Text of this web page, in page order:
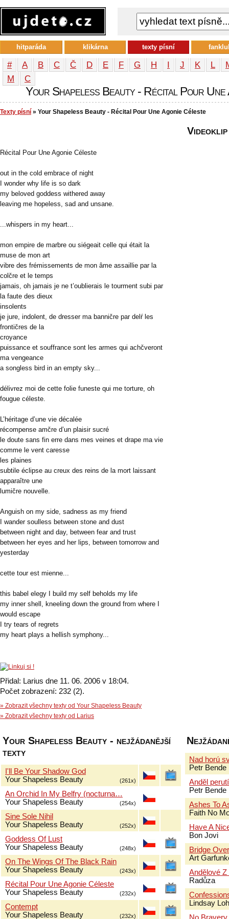
# A B C Č D E F G H I J K L
М
С
Your Shapeless Beauty - Récital Pour Une
Texty písní » Your Shapeless Beauty - Récital Pour Une Agonie Céleste
Récital Pour Une Agonie Céleste
out in the cold embrace of night
I wonder why life is so dark
my beloved goddess withered away
leaving me hopeless, sad and unsane.
...whispers in my heart...
mon empire de marbre ou siégeait celle qui était la
muse de mon art
vibre des frémissements de mon âme assaillie par la
colčre et le temps
jamais, oh jamais je ne t’oublierais le tourment subi par
la faute des dieux
insolents
je jure, indolent, de dresser ma banničre par delŕ les
frontičres de la
croyance
puissance et souffrance sont les armes qui achčveront
ma vengeance
a songless bird in an empty sky...
délivrez moi de cette folie funeste qui me torture, oh
fougue céleste.
L’héritage d’une vie décalée
récompense amčre d’un plaisir sucré
le doute sans fin erre dans mes veines et drape ma vie
comme le vent caresse
les plaines
subtile éclipse au creux des reins de la mort laissant
apparaître une
lumičre nouvelle.
Anguish on my side, sadness as my friend
I wander soulless between stone and dust
between night and day, between fear and trust
between her eyes and her lips, between tomorrow and
yesterday
cette tour est mienne...
this babel elegy I build my self beholds my life
my inner shell, kneeling down the ground from where I
would escape
I try tears of regrets
my heart plays a hellish symphony...
Přidal: Larius dne 11. 06. 2006 v 18:04.
Počet zobrazení: 232 (2).
» Zobrazit všechny texty od Your Shapeless Beauty
» Zobrazit všechny texty od Larius
Videoklip
Your Shapeless Beauty - nejžádanější
texty
I'll Be Your Shadow God
Your Shapeless Beauty
(261x)
An Orchid In My Belfry (nocturna…
Your Shapeless Beauty
(254x)
Sine Sole Nihil
Your Shapeless Beauty
(252x)
Goddess Of Lust
Your Shapeless Beauty
(248x)
On The Wings Of The Black Rain
Your Shapeless Beauty
(243x)
Récital Pour Une Agonie Céleste
Your Shapeless Beauty
(232x)
Contempt
Your Shapeless Beauty
(232x)
Nad horú
Petr Bende
Anděl
Petr Bende
Ashes To
Faith No
Have A
Bon Jovi
Bridge
Art
Andělové Z
Radůza
Lindsay
hitparáda klikárna texty písní